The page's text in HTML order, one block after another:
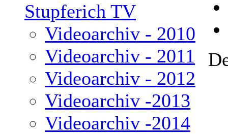
Stupferich TV
Videoarchiv - 2010
Videoarchiv - 2011
Videoarchiv - 2012
Videoarchiv -2013
Videoarchiv -2014